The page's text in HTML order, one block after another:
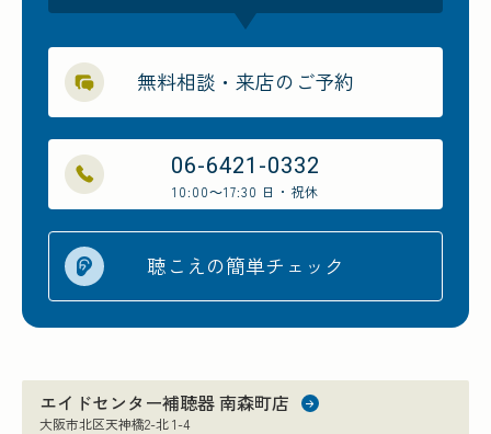
無料相談・来店のご予約
06-6421-0332
10:00～17:30 日・祝休
聴こえの簡単チェック
エイドセンター補聴器 南森町店
大阪市北区天神橋2-北 1-4